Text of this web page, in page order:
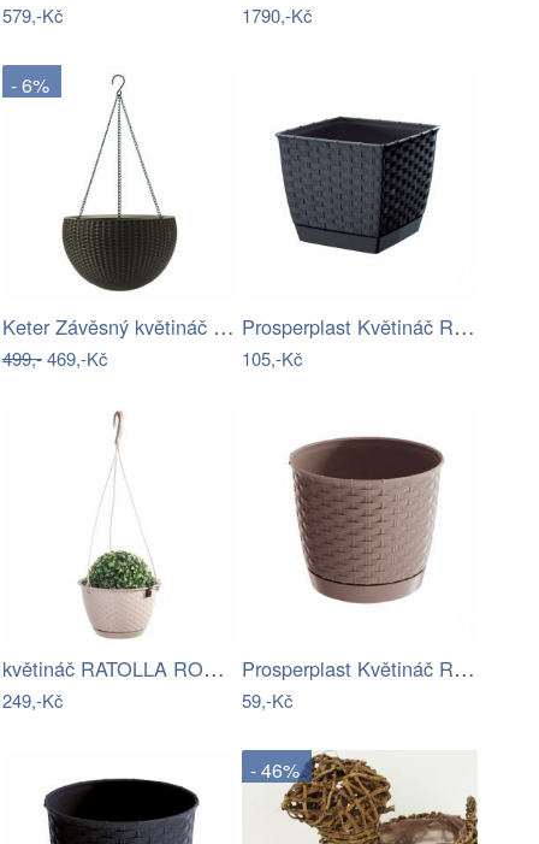
579,-Kč 1790,-Kč
- 6%
Keter Závěsný květináč Sphere antracit,…
499,-469,-Kč
Prosperplast Květináč Ratolla Square…
105,-Kč
květináč RATOLLA ROUND 21,7 v.14,2cm,3…
249,-Kč
Prosperplast Květináč Ratolla Round…
59,-Kč
- 46%